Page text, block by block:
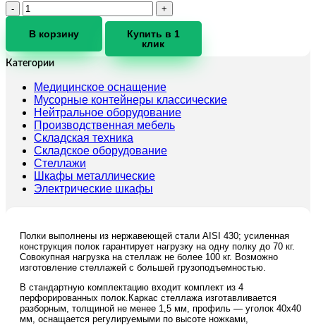
Количество
товара
Стеллаж
СТП-12/6/18
В корзину
Купить в 1
клик
Категории
Медицинское оснащение
Мусорные контейнеры классические
Нейтральное оборудование
Производственная мебель
Складская техника
Складское оборудование
Стеллажи
Шкафы металлические
Электрические шкафы
Полки выполнены из нержавеющей стали AISI 430; усиленная
конструкция полок гарантирует нагрузку на одну полку до 70 кг.
Совокупная нагрузка на стеллаж не более 100 кг. Возможно
изготовление стеллажей с большей грузоподъемностью.
В стандартную комплектацию входит комплект из 4
перфорированных полок.Каркас стеллажа изготавливается
разборным, толщиной не менее 1,5 мм, профиль — уголок 40х40
мм, оснащается регулируемыми по высоте ножками,